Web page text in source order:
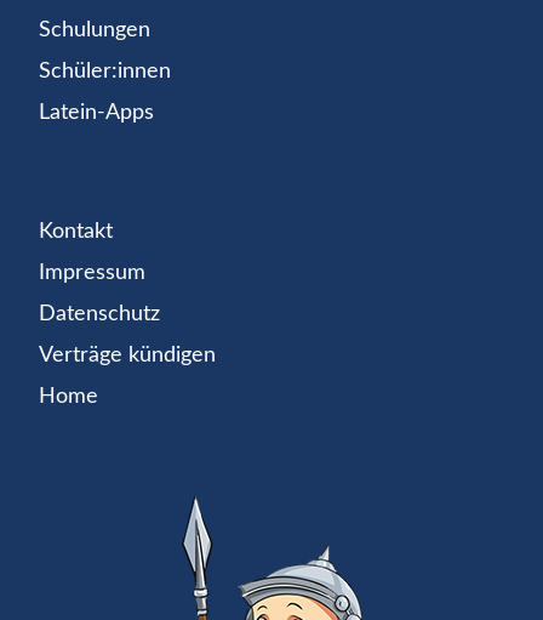
Schulungen
Schüler:innen
Latein-Apps
Kontakt
Impressum
Datenschutz
Verträge kündigen
Home